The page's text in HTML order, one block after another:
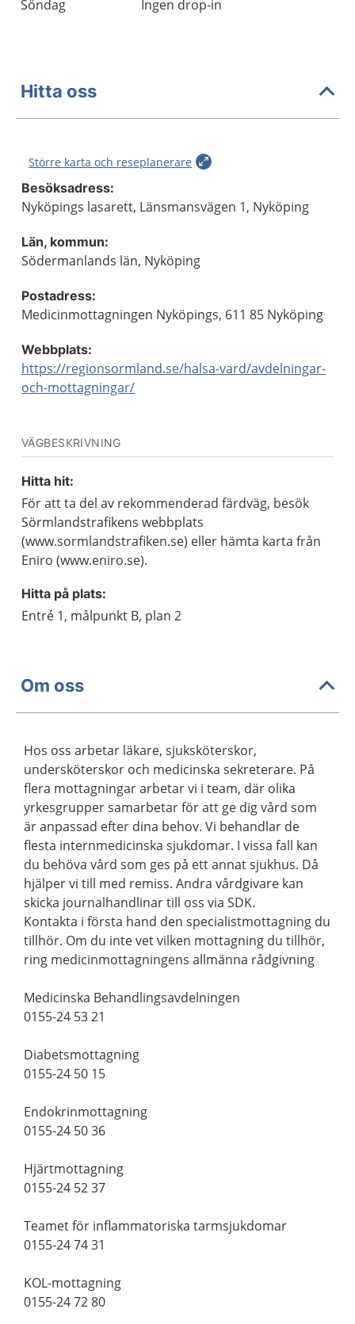
Söndag Ingen drop-in
Hitta oss
Större karta och reseplanerare
Besöksadress:
Nyköpings lasarett, Länsmansvägen 1, Nyköping
Län, kommun:
Södermanlands län, Nyköping
Postadress:
Medicinmottagningen Nyköpings, 611 85 Nyköping
Webbplats:
https://regionsormland.se/halsa-vard/avdelningar-
och-mottagningar/
VÄGBESKRIVNING
Hitta hit:
För att ta del av rekommenderad färdväg, besök
Sörmlandstrafikens webbplats
(www.sormlandstrafiken.se) eller hämta karta från
Eniro (www.eniro.se).
Hitta på plats:
Entré 1, målpunkt B, plan 2
Om oss
Hos oss arbetar läkare, sjuksköterskor,
undersköterskor och medicinska sekreterare. På
flera mottagningar arbetar vi i team, där olika
yrkesgrupper samarbetar för att ge dig vård som
är anpassad efter dina behov. Vi behandlar de
flesta internmedicinska sjukdomar. I vissa fall kan
du behöva vård som ges på ett annat sjukhus. Då
hjälper vi till med remiss. Andra vårdgivare kan
skicka journalhandlinar till oss via SDK.
Kontakta i första hand den specialistmottagning du
tillhör. Om du inte vet vilken mottagning du tillhör,
ring medicinmottagningens allmänna rådgivning
Medicinska Behandlingsavdelningen
0155-24 53 21
Diabetsmottagning
0155-24 50 15
Endokrinmottagning
0155-24 50 36
Hjärtmottagning
0155-24 52 37
Teamet för inflammatoriska tarmsjukdomar
0155-24 74 31
KOL-mottagning
0155-24 72 80